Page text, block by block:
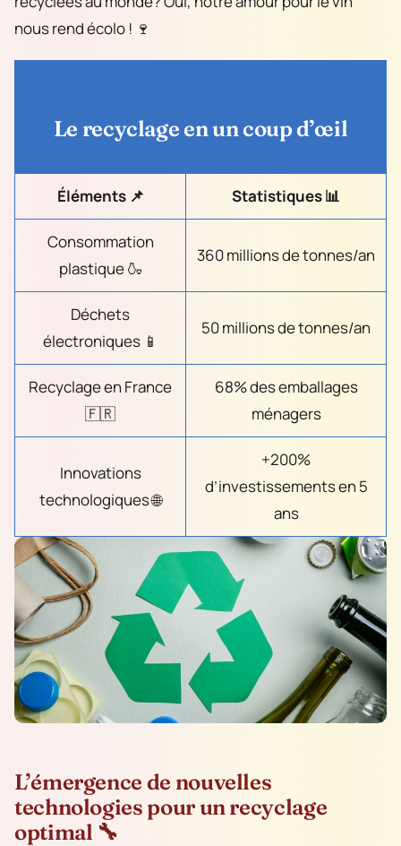
nous rend écolo ! 🍷
Le recyclage en un coup d’œil
Éléments 📌 Statistiques 📊
Consommation
plastique 🍶
360 millions de tonnes/an
Déchets
électroniques 📱
50 millions de tonnes/an
Recyclage en France
🇫🇷
68% des emballages
ménagers
Innovations
technologiques 🌐
+200%
d’investissements en 5
ans
L’émergence de nouvelles
technologies pour un recyclage
optimal 🔧